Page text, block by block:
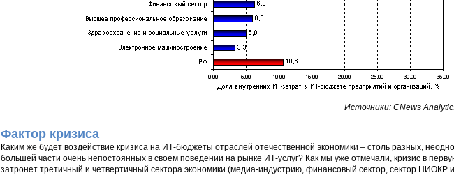
Источники: CNews
Фактор кризиса
Каким же будет воздействие кризиса на ИТ-бюджеты отраслей отечественной экономики – столь разных,
большей части очень непостоянных в своем поведении на рынке ИТ-услуг? Как мы уже отмечали, кризис в
затронет третичный и четвертичный сектора экономики (медиа-индустрию, финансовый сектор, сектор НИОКР